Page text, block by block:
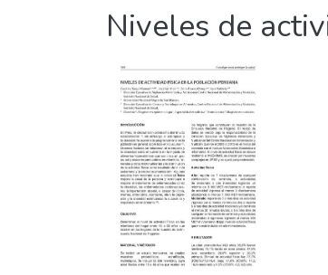
Niveles de